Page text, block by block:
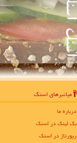
میانبرهای اسنك
درباره ما
بک لینک در اسنك
رپورتاژ در اسنك